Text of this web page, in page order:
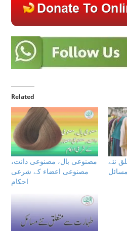
Related
مصنوعی بال، مصنوعی دانت،
مصنوعی اعضاء كے شرعى
احكام
نئے
مسائل